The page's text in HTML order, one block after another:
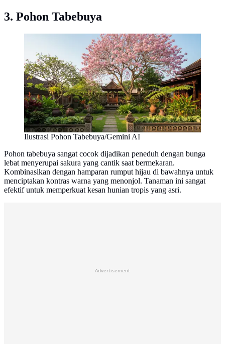
3. Pohon Tabebuya
Ilustrasi Pohon Tabebuya/Gemini AI
Pohon tabebuya sangat cocok dijadikan peneduh dengan bunga
lebat menyerupai sakura yang cantik saat bermekaran.
Kombinasikan dengan hamparan rumput hijau di bawahnya untuk
menciptakan kontras warna yang menonjol. Tanaman ini sangat
efektif untuk memperkuat kesan hunian tropis yang asri.
Advertisement